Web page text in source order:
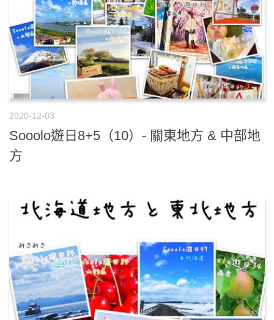
2020-12-03
Sooolo遊日8+5（10）- 關東地方 & 中部地
方